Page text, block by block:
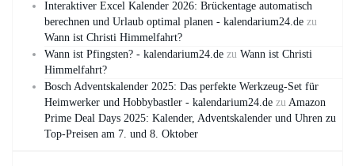
Interaktiver Excel Kalender 2026: Brückentage automatisch
berechnen und Urlaub optimal planen - kalendarium24.de zu
Wann ist Christi Himmelfahrt?
Wann ist Pfingsten? - kalendarium24.de zu Wann ist Christi
Himmelfahrt?
Bosch Adventskalender 2025: Das perfekte Werkzeug-Set für
Heimwerker und Hobbybastler - kalendarium24.de zu Amazon
Prime Deal Days 2025: Kalender, Adventskalender und Uhren zu
Top-Preisen am 7. und 8. Oktober